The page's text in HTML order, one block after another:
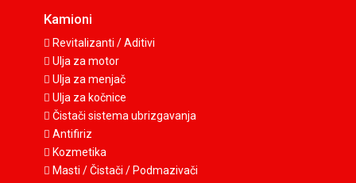
Kamioni
Revitalizanti / Aditivi
Ulja za motor
Ulja za menjač
Ulja za kočnice
Čistači sistema ubrizgavanja
Antifiriz
Kozmetika
Masti / Čistači / Podmazivači